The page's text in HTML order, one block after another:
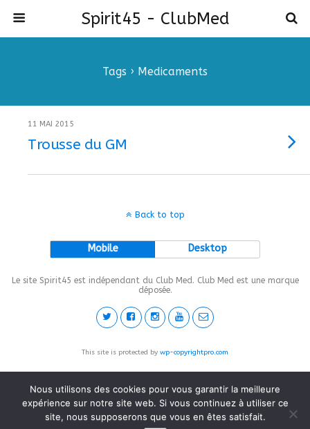
Spirit45 - ClubMed
Tags › Medicaments
11 MAI 2015
Trousse du GM
Back to top
Mobile Desktop
Le site Spirit45 est indépendant du Club Med. Club Med est une marque
déposée.
This site is protected by wp-copyrightpro.com
Nous utilisons des cookies pour vous garantir la meilleure
expérience sur notre site web. Si vous continuez à utiliser ce
site, nous supposerons que vous en êtes satisfait.